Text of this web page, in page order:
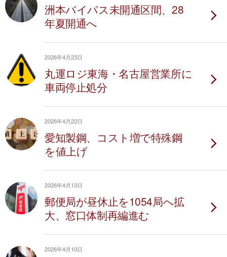
洲本バイパス未開通区間、28
年夏開通へ
2026年4月23日
丸運ロジ東海・名古屋営業所に
車両停止処分
2026年4月22日
愛知製鋼、コスト増で特殊鋼
を値上げ
2026年4月13日
郵便局が昼休止を1054局へ拡
大、窓口体制再編進む
2026年4月10日